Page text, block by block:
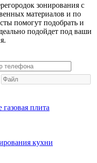
зонирования с
материалов и по
помогут подобрать и
подойдет под ваши
плита
кухни